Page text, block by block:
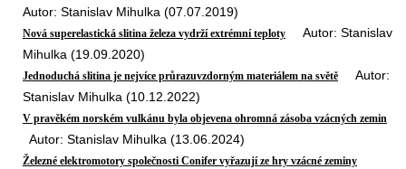
Autor: Stanislav Mihulka (07.07.2019)
Nová superelastická slitina železa vydrží extrémní teploty Autor: Stanislav
Mihulka (19.09.2020)
Jednoduchá slitina je nejvíce průrazuvzdorným materiálem na světě Autor:
Stanislav Mihulka (10.12.2022)
V pravěkém norském vulkánu byla objevena ohromná zásoba vzácných zemin
Autor: Stanislav Mihulka (13.06.2024)
Železné elektromotory společnosti Conifer vyřazují ze hry vzácné zeminy